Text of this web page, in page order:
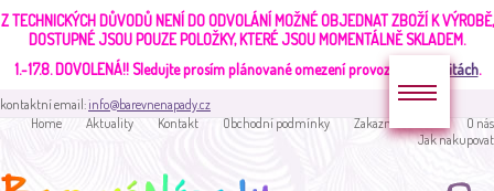
Z TECHNICKÝCH DŮVODŮ NENÍ DO ODVOLÁNÍ MOŽNÉ OBJEDNAT ZBOŽÍ K VÝROBĚ,
DOSTUPNÉ JSOU POUZE POLOŽKY, KTERÉ JSOU MOMENTÁLNĚ SKLADEM.
1.-17.8. DOVOLENÁ!!Sledujte prosím plánované omezení provozu v aktualitách.
kontaktní email:info@barevnenapady.cz
Home
Aktuality Kontakt Obchodní podmínky Zakaznická sekce
O nás
Jak nakupovat